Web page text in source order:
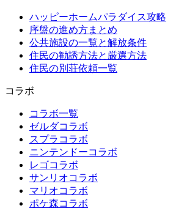
ハッピーホームパラダイス攻略
序盤の進め方まとめ
公共施設の一覧と解放条件
住民の勧誘方法と厳選方法
住民の別荘依頼一覧
コラボ
コラボ一覧
ゼルダコラボ
スプラコラボ
ニンテンドーコラボ
レゴコラボ
サンリオコラボ
マリオコラボ
ポケ森コラボ